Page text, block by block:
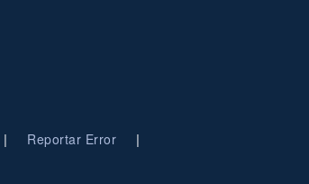
| Reportar Error |